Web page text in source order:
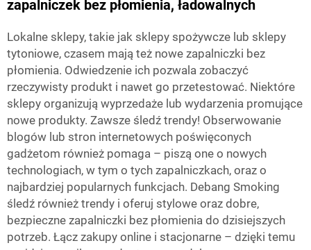
zapalniczek bez płomienia, ładowalnych
Lokalne sklepy, takie jak sklepy spożywcze lub sklepy
tytoniowe, czasem mają też nowe zapalniczki bez
płomienia. Odwiedzenie ich pozwala zobaczyć
rzeczywisty produkt i nawet go przetestować. Niektóre
sklepy organizują wyprzedaże lub wydarzenia promujące
nowe produkty. Zawsze śledź trendy! Obserwowanie
blogów lub stron internetowych poświęconych
gadżetom również pomaga – piszą one o nowych
technologiach, w tym o tych zapalniczkach, oraz o
najbardziej popularnych funkcjach. Debang Smoking
śledź również trendy i oferuj stylowe oraz dobre,
bezpieczne zapalniczki bez płomienia do dzisiejszych
potrzeb. Łącz zakupy online i stacjonarne – dzięki temu